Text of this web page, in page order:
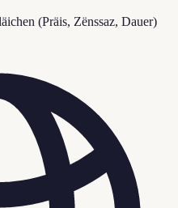
(Präis, Zënssaz, Dauer)